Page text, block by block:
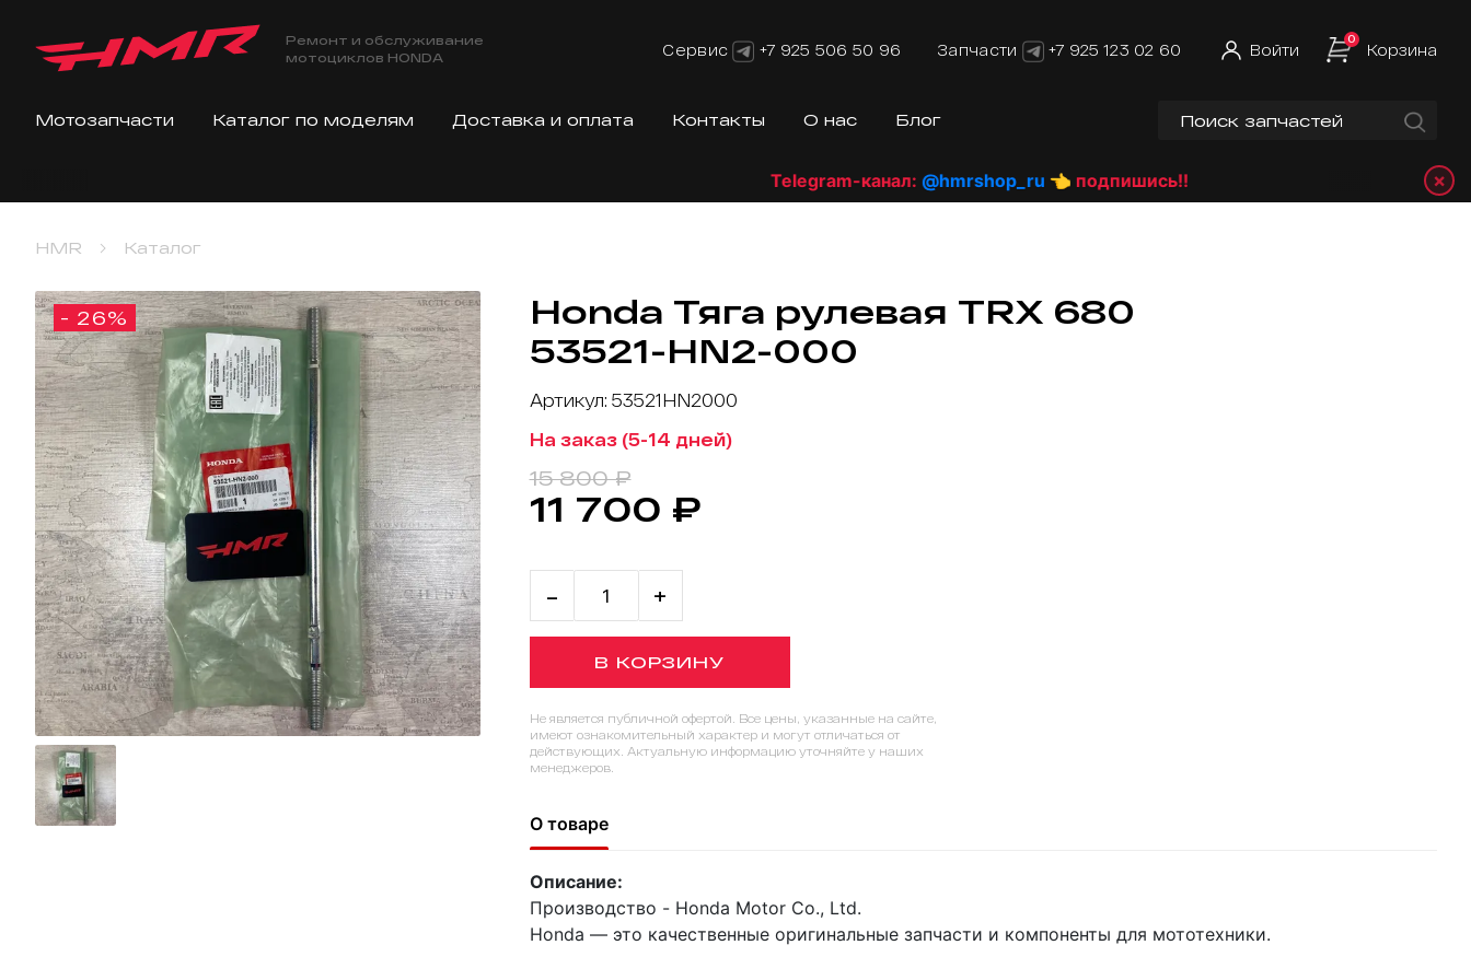
Ремонт и обслуживание
мотоциклов HONDA
Сервис +7 925 506 50 96 Запчасти +7 925 123 02 60 Войти
0
Корзина
Мотозапчасти Каталог по моделям Доставка и оплата Контакты О нас Блог
Telegram-канал:@hmrshop_ru 👈 подпишись!! ×
HMR Каталог
- 26%
Honda Тяга рулевая TRX 680
53521-HN2-000
Артикул: 53521HN2000
На заказ (5-14 дней)
15 800 ₽
11 700 ₽
- +
В КОРЗИНУ
Не является публичной офертой. Все цены, указанные на сайте,
имеют ознакомительный характер и могут отличаться от
действующих. Актуальную информацию уточняйте у наших
менеджеров.
О товаре
Описание:
Производство - Honda Motor Co., Ltd.
Honda — это качественные оригинальные запчасти и компоненты для мототехники.